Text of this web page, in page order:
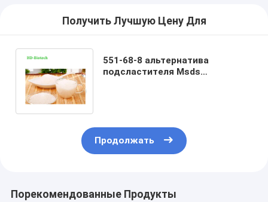
Главная страница
Наша фабрика
Получить Лучшую Цену Для
551-68-8 альтернатива
подсластителя Msds
Продолжать
Порекомендованные Продукты